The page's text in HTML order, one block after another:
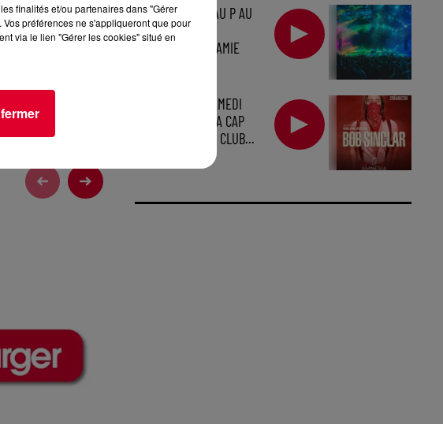
L'OPENING DE MAU P AU
PACHA IBIZA, LA
RÉSIDENCE DE JAMIE
BOB SINCLAR, SAMEDI
SOIR, À L'AMNESIA CAP
D'AGDE, PREMIER CLUB...
finalités et/ou partenaires dans "Gérer
préférences ne s'appliqueront que pour
via le lien "Gérer les cookies" situé en